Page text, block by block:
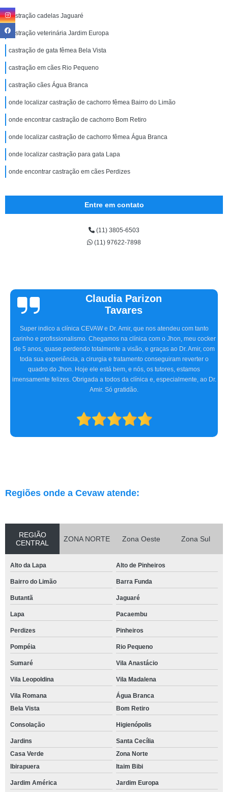
castração cadelas Jaguaré
castração veterinária Jardim Europa
castração de gata fêmea Bela Vista
castração em cães Rio Pequeno
castração cães Água Branca
onde localizar castração de cachorro fêmea Bairro do Limão
onde encontrar castração de cachorro Bom Retiro
onde localizar castração de cachorro fêmea Água Branca
onde localizar castração para gata Lapa
onde encontrar castração em cães Perdizes
Entre em contato
(11) 3805-6503
(11) 97622-7898
Vinicius
Sallinas
preocupados porque frequentemente nosso pet, o Ozzy, ficava com o olho
irritado, às vezes quase fechado. O Doutor Amir, na primeira consulta,
detectou o problema, receitou os remédios necessários, e realizamos dois
procedimentos cirúrgicos com excelência. O atendimento e
acompanhamento foram ótimos desde a primeira consulta até o pós-
operatório. Indicamos a clínica para consultas oftalmológicas e qualquer
especialidade que atendam.
Regiões onde a Cevaw atende:
REGIÃO
CENTRAL
ZONA NORTE Zona Oeste Zona Sul
Alto da Lapa Alto de Pinheiros
Bairro do Limão Barra Funda
Butantã Jaguaré
Lapa Pacaembu
Perdizes Pinheiros
Pompéia Rio Pequeno
Sumaré Vila Anastácio
Vila Leopoldina Vila Madalena
Vila Romana
Água Branca
Bela Vista
Bom Retiro
Consolação Higienópolis
Jardins
Santa Cecília
Casa Verde
Zona Norte
Ibirapuera
Itaim Bibi
Jardim América Jardim Europa